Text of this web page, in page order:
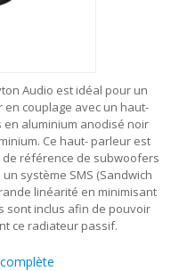
Audio est idéal pour un
couplage avec un haut-
aluminium anodisé noir
Ce haut- parleur est
référence de subwoofers
système SMS (Sandwich
linéarité en minimisant
sont inclus afin de pouvoir
ce radiateur passif.